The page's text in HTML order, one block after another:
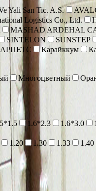
Yali San Tic. A.S.
Logistics Co., Ltd.
MASHAD ARDEHAL
SINTELON SUNSTEP
Карайккум
Многоцветный
1.6*2.3 1.6*3.0
1.20 1.30 1.33 1.40